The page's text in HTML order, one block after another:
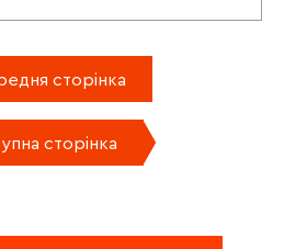
сторінка
сторінка